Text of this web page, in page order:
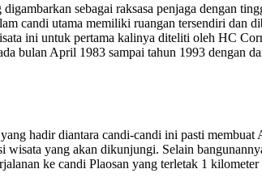
sebagai raksasa penjaga dengan
candi utama memiliki ruangan tersendiri dan
ini untuk pertama kalinya diteliti oleh HC
bulan April 1983 sampai tahun 1993 dengan
hadir diantara candi-candi ini pasti membuat
yang akan dikunjungi. Selain
ke candi Plaosan yang terletak 1 kilometer